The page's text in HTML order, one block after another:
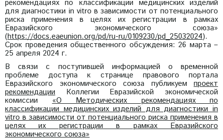
рекомендациях по классификации медицинских изделий
для диагностики in vitro в зависимости от потенциального
риска применения в целях их регистрации в рамках
Евразийского экономического союза»
(https://docs.eaeunion.org/pd/ru-ru/0109230/pd_25032024).
Срок проведения общественного обсуждения: 26 марта –
25 апреля 2024 г.
В связи с поступившей информацией о временной
проблеме доступа к странице правового портала
Евразийского экономического союза публикуем проект
рекомендации Коллегии Евразийской экономической
комиссии «О Методических рекомендациях по
классификации медицинских изделий для диагностики in
vitro в зависимости от потенциального риска применения в
целях их регистрации в рамках Евразийского
экономического союза»